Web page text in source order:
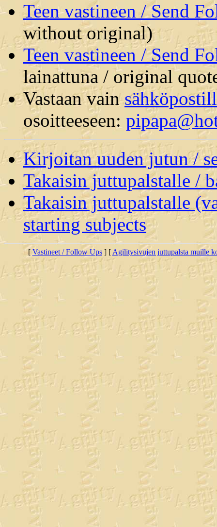
Teen vastineen / Send
without original)
Teen vastineen / Send
lainattuna / original
Vastaan vain
osoitteeseen:
Kirjoitan uuden jutun /
Takaisin juttupalstalle /
Takaisin juttupalstalle
starting subjects
[Vastineet / Follow Ups] [Agilitysivujen juttupalsta muille